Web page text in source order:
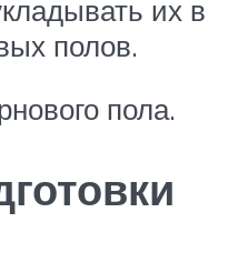
их в
полов.
пола.